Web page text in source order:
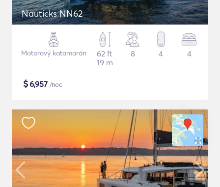
Nauticks NN62
Motorový katamarán
62 ft
19 m
8 4 4
$6,957 /noc